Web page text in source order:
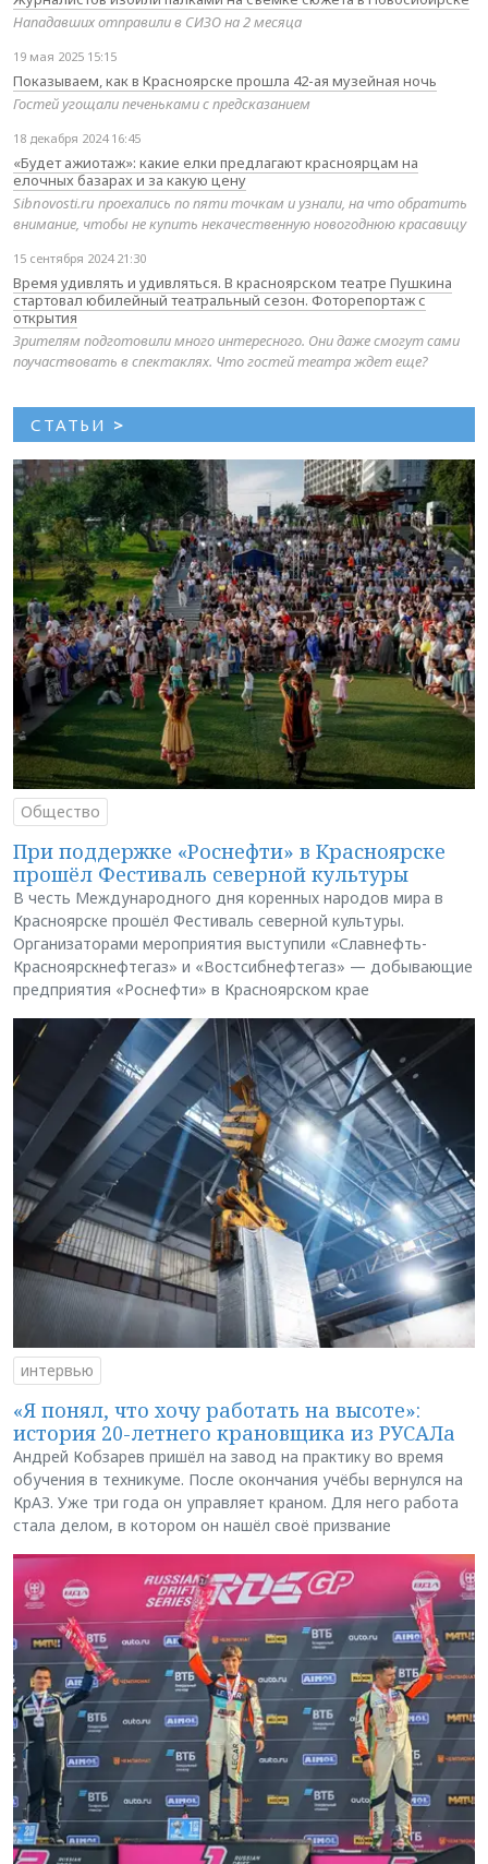
Нападавших отправили в СИЗО на 2 месяца
19 мая 2025 15:15
Показываем, как в Красноярске прошла 42-ая музейная ночь
Гостей угощали печеньками с предсказанием
18 декабря 2024 16:45
«Будет ажиотаж»: какие елки предлагают красноярцам на
елочных базарах и за какую цену
Sibnovosti.ru проехались по пяти точкам и узнали, на что обратить
внимание, чтобы не купить некачественную новогоднюю красавицу
15 сентября 2024 21:30
Время удивлять и удивляться. В красноярском театре Пушкина
стартовал юбилейный театральный сезон. Фоторепортаж с
открытия
Зрителям подготовили много интересного. Они даже смогут сами
поучаствовать в спектаклях. Что гостей театра ждет еще?
СТАТЬИ >
Общество
При поддержке «Роснефти» в Красноярске
прошёл Фестиваль северной культуры
В честь Международного дня коренных народов мира в
Красноярске прошёл Фестиваль северной культуры.
Организаторами мероприятия выступили «Славнефть-
Красноярскнефтегаз» и «Востсибнефтегаз» — добывающие
предприятия «Роснефти» в Красноярском крае
интервью
«Я понял, что хочу работать на высоте»:
история 20-летнего крановщика из РУСАЛа
Андрей Кобзарев пришёл на завод на практику во время
обучения в техникуме. После окончания учёбы вернулся на
КрАЗ. Уже три года он управляет краном. Для него работа
стала делом, в котором он нашёл своё призвание